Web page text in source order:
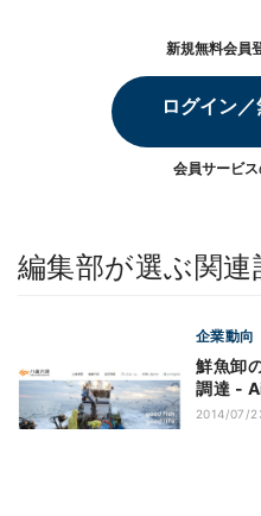
新規無料会員
ログイン
会員サービ
編集部が選ぶ関連
企業動向
鮮魚卸
調達 -
2014/07/